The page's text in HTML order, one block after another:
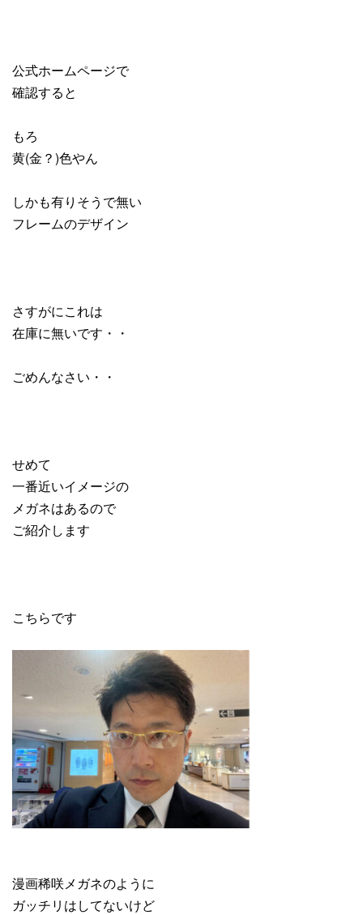
公式ホームページで
確認すると
もろ
黄(金？)色やん
しかも有りそうで無い
フレームのデザイン
さすがにこれは
在庫に無いです・・
ごめんなさい・・
せめて
一番近いイメージの
メガネはあるので
ご紹介します
こちらです
漫画稀咲メガネのように
ガッチリはしてないけど